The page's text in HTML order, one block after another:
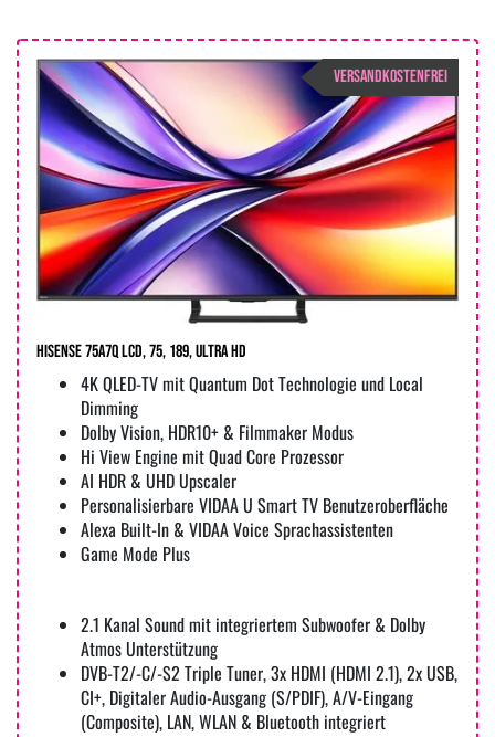
VERSANDKOSTENFREI
Hisense 75A7Q LCD, 75, 189, Ultra HD
4K QLED-TV mit Quantum Dot Technologie und Local
Dimming
Dolby Vision, HDR10+ & Filmmaker Modus
Hi View Engine mit Quad Core Prozessor
AI HDR & UHD Upscaler
Personalisierbare VIDAA U Smart TV Benutzeroberfläche
Alexa Built-In & VIDAA Voice Sprachassistenten
Game Mode Plus
2.1 Kanal Sound mit integriertem Subwoofer & Dolby
Atmos Unterstützung
DVB-T2/-C/-S2 Triple Tuner, 3x HDMI (HDMI 2.1), 2x USB,
CI+, Digitaler Audio-Ausgang (S/PDIF), A/V-Eingang
(Composite), LAN, WLAN & Bluetooth integriert